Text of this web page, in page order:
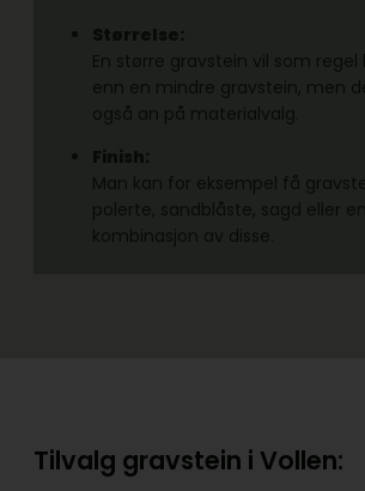
Tilvalg gravstein i Vollen: